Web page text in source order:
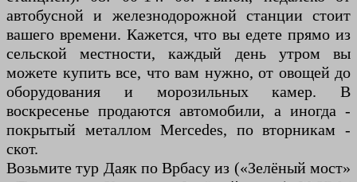
автобусной и железнодорожной станции стоит
вашего времени. Кажется, что вы едете прямо из
сельской местности, каждый день утром вы
можете купить все, что вам нужно, от овощей до
оборудования и морозильных камер. В
воскресенье продаются автомобили, а иногда -
покрытый металлом Mercedes, по вторникам -
скот.
Возьмите тур Даяк по Врбасу из («Зелёный мост»